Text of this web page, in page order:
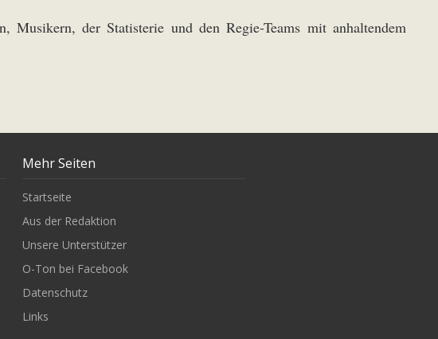
Musikern, der Statisterie und den Regie-Teams mit anhaltendem
Mehr Seiten
Startseite
Aus der Redaktion
Unsere Unterstützer
O-Ton bei Facebook
Datenschutz
Links